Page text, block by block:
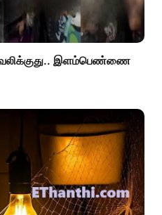
வலிக்குது.. இளம்பெண்ணை